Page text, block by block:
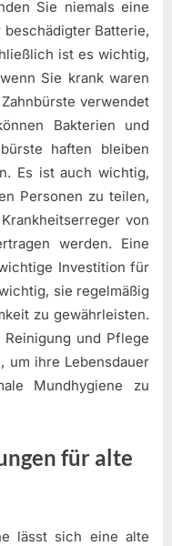
Sie niemals eine
Batterie,
ist es wichtig,
Sie krank waren
verwendet
Bakterien und
haften bleiben
Es ist auch wichtig,
Personen zu teilen,
von
werden. Eine
Investition für
sie regelmäßig
zu gewährleisten.
und Pflege
um ihre Lebensdauer
Mundhygiene zu
für alte
lässt sich eine alte